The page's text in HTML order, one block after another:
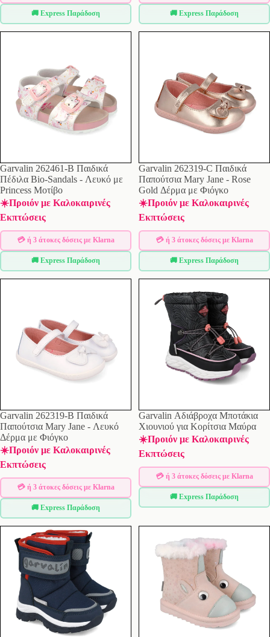
🚚 Express Παράδοση 🚚 Express Παράδοση
Garvalin 262461-B Παιδικά
Πέδιλα Bio-Sandals - Λευκό με
Princess Μοτίβο
☀️Προιόν με Καλοκαιρινές
Εκπτώσεις
💳 ή 3 άτοκες δόσεις με Klarna
🚚 Express Παράδοση
Garvalin 262319-C Παιδικά
Παπούτσια Mary Jane - Rose
Gold Δέρμα με Φιόγκο
☀️Προιόν με Καλοκαιρινές
Εκπτώσεις
💳 ή 3 άτοκες δόσεις με Klarna
🚚 Express Παράδοση
Garvalin 262319-B Παιδικά
Παπούτσια Mary Jane - Λευκό
Δέρμα με Φιόγκο
☀️Προιόν με Καλοκαιρινές
Εκπτώσεις
💳 ή 3 άτοκες δόσεις με Klarna
🚚 Express Παράδοση
Garvalin Αδιάβροχα Μποτάκια
Χιουνιού για Κορίτσια Μαύρα
☀️Προιόν με Καλοκαιρινές
Εκπτώσεις
💳 ή 3 άτοκες δόσεις με Klarna
🚚 Express Παράδοση